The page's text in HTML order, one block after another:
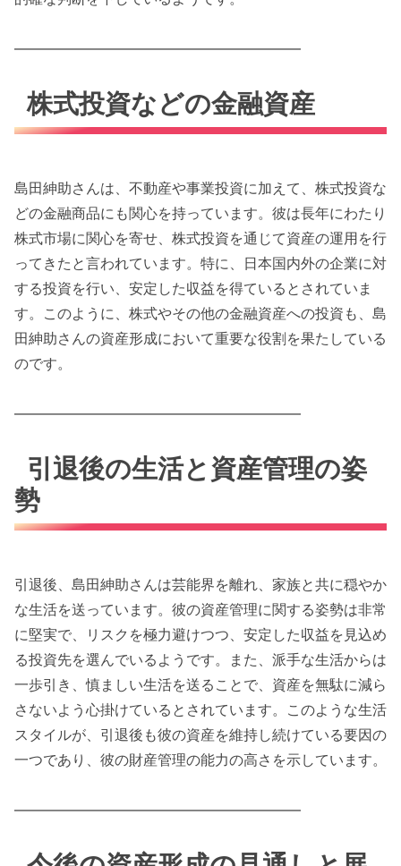
━━━━━━━━━━━━━━━━━━━━
株式投資などの金融資産
島田紳助さんは、不動産や事業投資に加えて、株式投資な
どの金融商品にも関心を持っています。彼は長年にわたり
株式市場に関心を寄せ、株式投資を通じて資産の運用を行
ってきたと言われています。特に、日本国内外の企業に対
する投資を行い、安定した収益を得ているとされていま
す。このように、株式やその他の金融資産への投資も、島
田紳助さんの資産形成において重要な役割を果たしている
のです。
━━━━━━━━━━━━━━━━━━━━
引退後の生活と資産管理の姿
勢
引退後、島田紳助さんは芸能界を離れ、家族と共に穏やか
な生活を送っています。彼の資産管理に関する姿勢は非常
に堅実で、リスクを極力避けつつ、安定した収益を見込め
る投資先を選んでいるようです。また、派手な生活からは
一歩引き、慎ましい生活を送ることで、資産を無駄に減ら
さないよう心掛けているとされています。このような生活
スタイルが、引退後も彼の資産を維持し続けている要因の
一つであり、彼の財産管理の能力の高さを示しています。
━━━━━━━━━━━━━━━━━━━━